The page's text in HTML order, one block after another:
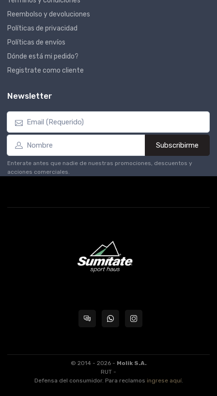
Reembolso y devoluciones
Políticas de privacidad
Políticas de envíos
Dónde está mi pedido?
Registrate como cliente
Newsletter
Subscribirme
Enterate antes que nadie de nuestras promociones, descuentos y
acciones comerciales.
© 2014 - 2026 - Molik S.A.
RUT -
Defensa del consumidor. Para reclamos ingrese aquí.